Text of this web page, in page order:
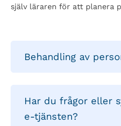
själv läraren för att planera
Behandling av
Har du frågor eller
e-tjänsten?